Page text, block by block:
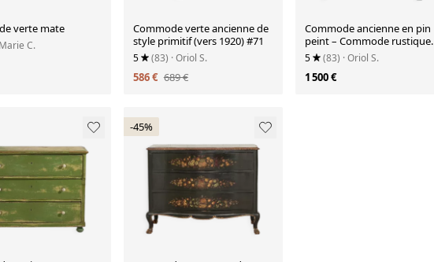
verte mate
C.
Commode verte ancienne de
style primitif (vers 1920) #71
5 (83) · Oriol S.
586 € 689 €
Commode ancienne en pin
peint – Commode rustique
européenne verte – circa
1900
5 (83) · Oriol S.
1 500 €
-45%